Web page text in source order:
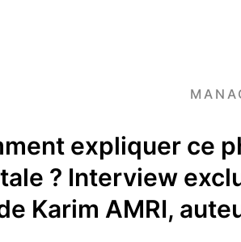
expliquer ce
? Interview
Karim AMRI,